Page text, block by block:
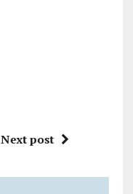
Next post